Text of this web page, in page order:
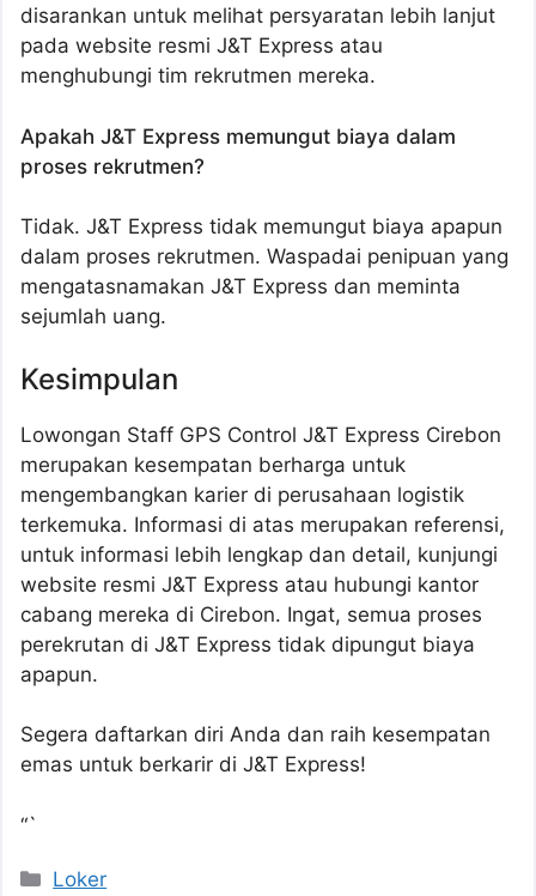
disarankan untuk melihat persyaratan lebih lanjut
pada website resmi J&T Express atau
menghubungi tim rekrutmen mereka.
Apakah J&T Express memungut biaya dalam
proses rekrutmen?
Tidak. J&T Express tidak memungut biaya apapun
dalam proses rekrutmen. Waspadai penipuan yang
mengatasnamakan J&T Express dan meminta
sejumlah uang.
Kesimpulan
Lowongan Staff GPS Control J&T Express Cirebon
merupakan kesempatan berharga untuk
mengembangkan karier di perusahaan logistik
terkemuka. Informasi di atas merupakan referensi,
untuk informasi lebih lengkap dan detail, kunjungi
website resmi J&T Express atau hubungi kantor
cabang mereka di Cirebon. Ingat, semua proses
perekrutan di J&T Express tidak dipungut biaya
apapun.
Segera daftarkan diri Anda dan raih kesempatan
emas untuk berkarir di J&T Express!
“`
Kategori
Loker